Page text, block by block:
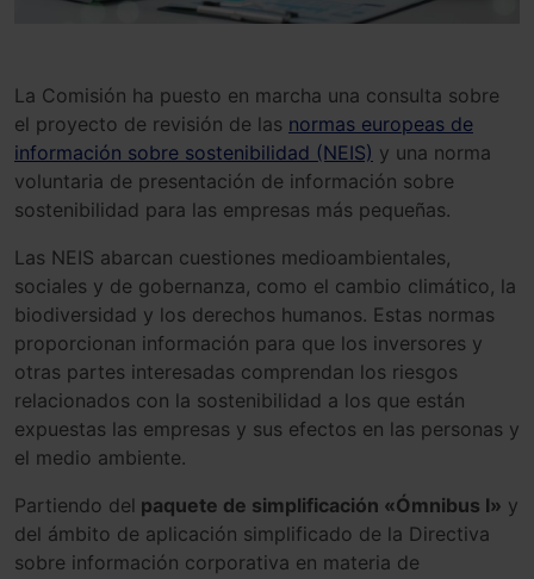
La Comisión ha puesto en marcha una consulta sobre
el proyecto de revisión de las normas europeas de
información sobre sostenibilidad (NEIS) y una norma
voluntaria de presentación de información sobre
sostenibilidad para las empresas más pequeñas.
Las NEIS abarcan cuestiones medioambientales,
sociales y de gobernanza, como el cambio climático, la
biodiversidad y los derechos humanos. Estas normas
proporcionan información para que los inversores y
otras partes interesadas comprendan los riesgos
relacionados con la sostenibilidad a los que están
expuestas las empresas y sus efectos en las personas y
el medio ambiente.
Partiendo del paquete de simplificación «Ómnibus I» y
del ámbito de aplicación simplificado de la Directiva
sobre información corporativa en materia de